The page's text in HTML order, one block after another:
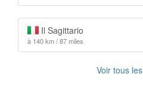
Il Sagittario
à 140 km / 87 miles
Voir tous